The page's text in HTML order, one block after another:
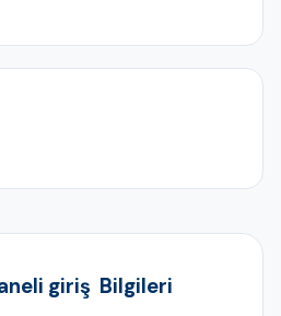
giriş Bilgileri